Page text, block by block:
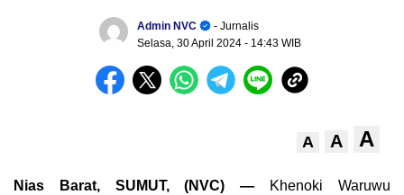
Admin NVC
- Jurnalis
Selasa, 30 April 2024 - 14:43 WIB
A A A
Nias Barat, SUMUT, (NVC) — Khenoki Waruwu